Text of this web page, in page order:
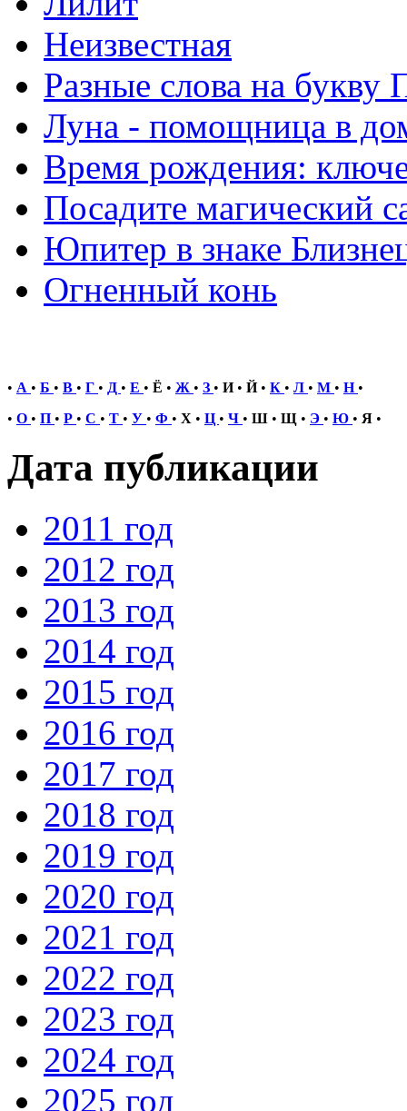
Неизвестная
Разные слова на букву
Луна - помощница в
Время рождения:
Посадите магический
Юпитер в знаке
Огненный конь
• А • Б • В • Г • Д • Е • Ё • Ж • З • И • Й • К • Л • М • Н •
• О • П • Р • С • Т • У • Ф • Х • Ц • Ч • Ш • Щ • Э • Ю • Я •
Дата публикации
2011 год
2012 год
2013 год
2014 год
2015 год
2016 год
2017 год
2018 год
2019 год
2020 год
2021 год
2022 год
2023 год
2024 год
2025 год